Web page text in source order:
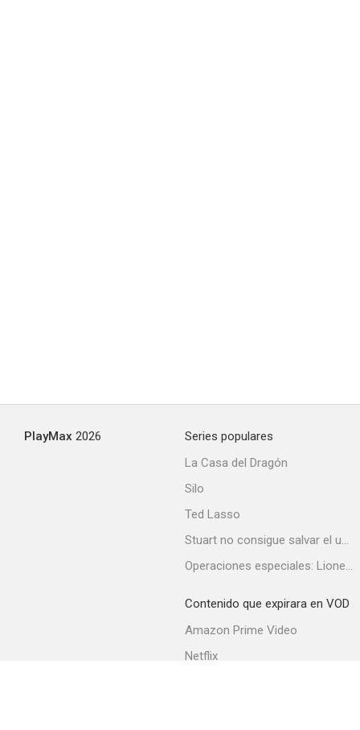
PlayMax 2026
Series populares
La Casa del Dragón
Silo
Ted Lasso
Stuart no consigue salvar el universo
Operaciones especiales: Lioness
Contenido que expirara en VOD
Amazon Prime Video
Netflix